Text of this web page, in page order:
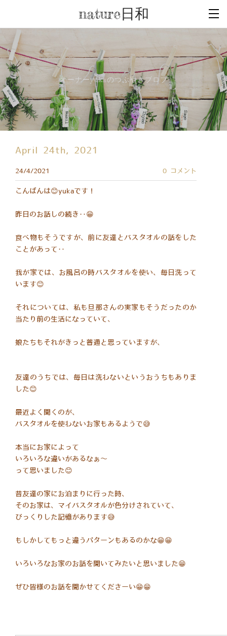
nature日和
オーナーyukaのつぶやきブロブ
April 24th, 2021
24/4/2021 0 コメント
こんばんは😊yukaです！
昨日のお話しの続き‥😁
食べ物もそうですが、前に友達とバスタオルの話をした
ことがあって‥
我が家では、お風呂の時バスタオルを使い、毎日洗って
います😊
それについては、私も旦那さんの実家もそうだったのか
当たり前の生活になっていて、
娘たちもそれがきっと普通と思っていますが、
友達のうちでは、毎日は洗わないというおうちもありま
した😊
最近よく聞くのが、
バスタオルを使わないお家もあるようで😅
本当にお家によって
いろいろな違いがあるなぁ〜
って思いました😊
昔友達の家にお泊まりに行った時、
そのお家は、マイバスタオルが色分けされていて、
びっくりした記憶があります😅
もしかしてもっと違うパターンもあるのかな😁😁
いろいろなお家のお話を聞いてみたいと思いました😁
ぜひ皆様のお話を聞かせてくださーい😁😁